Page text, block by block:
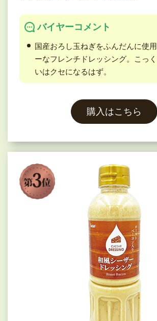
バイヤーコメント
国産おろし玉ねぎをふんだんに使
ーなフレンチドレッシング。こっ
いはクセになるはず。
購入はこちら